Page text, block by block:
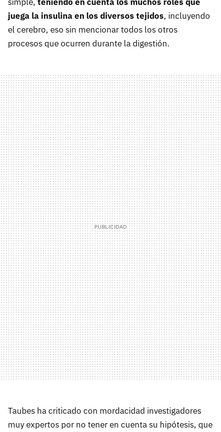
juega la insulina en los diversos tejidos, incluyendo
el cerebro, eso sin mencionar todos los otros
procesos que ocurren durante la digestión.
Taubes ha criticado con mordacidad investigadores
muy expertos por no tener en cuenta su hipótesis, que